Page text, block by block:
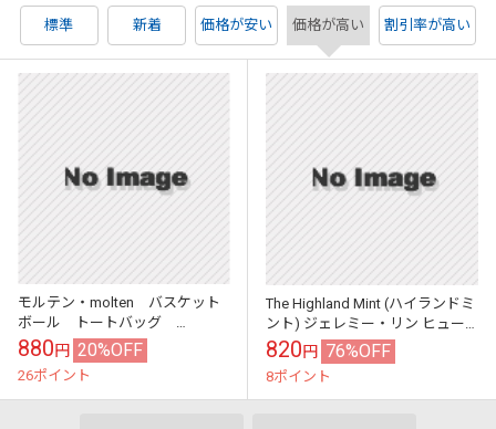
標準 新着 価格が安い 価格が高い 割引率が高い
モルテン・molten バスケット
ボール トートバッグ
KM0080 ハンドバッグ
880円 20%OFF
26ポイント
The Highland Mint (ハイランドミ
ント) ジェレミー・リン ヒュー
ストン・ロケッツ シルバーコイ
ンカード (Jer...
820円 76%OFF
8ポイント